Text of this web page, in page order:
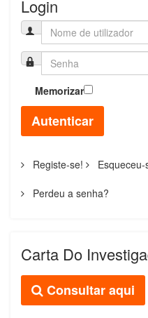
Login
Memorizar
Autenticar
Registe-se!
Perdeu a senha?
Carta Do
Consultar aqui